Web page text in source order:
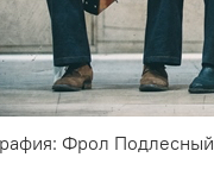
Фрол Подлесный